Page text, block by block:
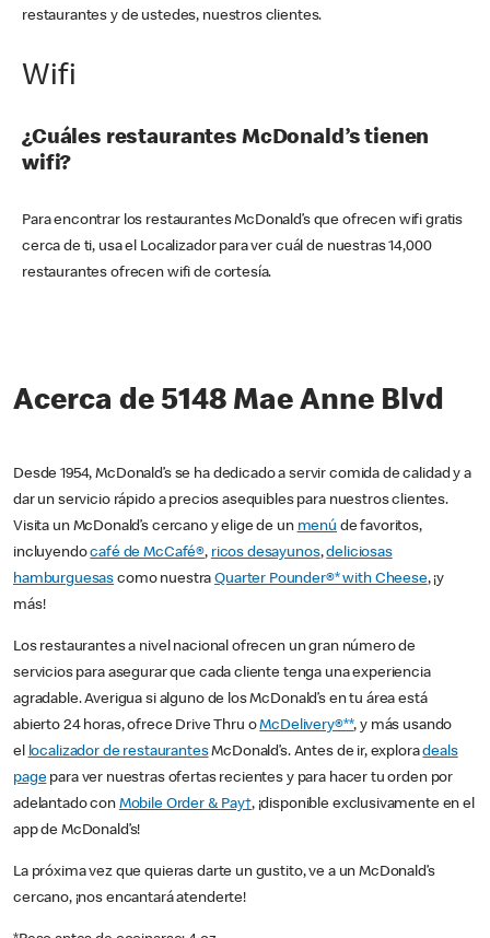
restaurantes y de ustedes, nuestros clientes.
Wifi
¿Cuáles restaurantes McDonald’s tienen
wifi?
Para encontrar los restaurantes McDonald’s que ofrecen wifi gratis
cerca de ti, usa el Localizador para ver cuál de nuestras 14,000
restaurantes ofrecen wifi de cortesía.
Acerca de 5148 Mae Anne Blvd
Desde 1954, McDonald’s se ha dedicado a servir comida de calidad y a
dar un servicio rápido a precios asequibles para nuestros clientes.
Visita un McDonald’s cercano y elige de un menú de favoritos,
incluyendocafé de McCafé®, ricos desayunos,deliciosas
hamburguesas como nuestraQuarter Pounder®* with Cheese, ¡y
más!
Los restaurantes a nivel nacional ofrecen un gran número de
servicios para asegurar que cada cliente tenga una experiencia
agradable. Averigua si alguno de los McDonald’s en tu área está
abierto 24 horas, ofrece Drive Thru oMcDelivery®**, y más usando
el localizador de restaurantesMcDonald’s. Antes de ir, exploradeals
pagepara ver nuestras ofertas recientes y para hacer tu orden por
adelantado con Mobile Order & Pay†, ¡disponible exclusivamente en el
app de McDonald’s!
La próxima vez que quieras darte un gustito, ve a un McDonald’s
cercano, ¡nos encantará atenderte!